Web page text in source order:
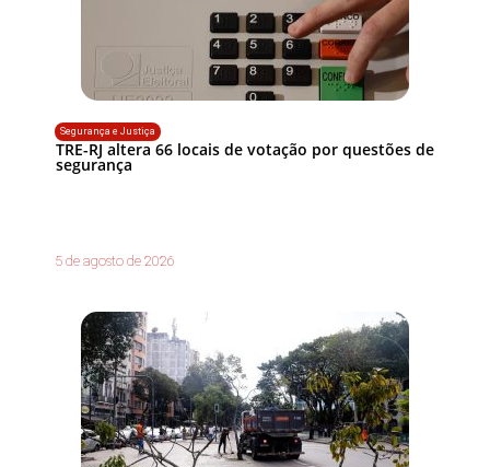
Segurança e Justiça
TRE-RJ altera 66 locais de votação por questões de
segurança
5 de agosto de 2026